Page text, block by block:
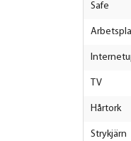
Safe
TV
Hårtork
Strykjärn